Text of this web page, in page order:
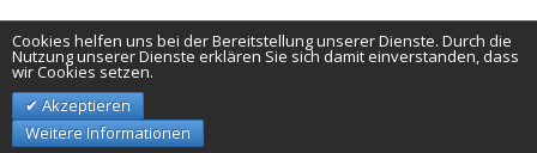
Cookies helfen uns bei der Bereitstellung unserer Dienste. Durch die
Nutzung unserer Dienste erklären Sie sich damit einverstanden, dass
wir Cookies setzen.
Akzeptieren
Weitere Informationen